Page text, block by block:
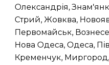
Олександрія,
Стрий, Жовква,
Первомайськ,
Нова Одеса, Одеса,
Кременчук,